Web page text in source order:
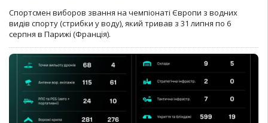
Спортсмен виборов звання на чемпіонаті Європи з водних
видів спорту (стрибки у воду), який тривав з 31 липня по 6
серпня в Парижі (Франція).